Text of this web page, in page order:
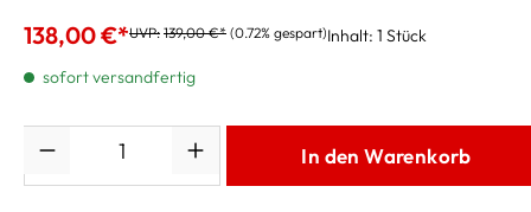
138,00 €*UVP: 139,00 €* (0.72% gespart)Inhalt: 1 Stück
sofort versandfertig
In den Warenkorb